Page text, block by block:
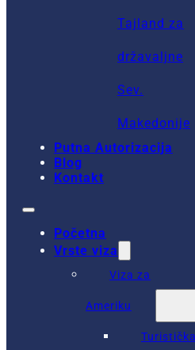
Tajland za
državaljne
Sev.
Makedonije
Putna Autorizacija
Blog
Kontakt
Početna
Vrste viza
Viza za
Ameriku
Turistička